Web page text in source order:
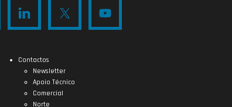
Contactos
Newsletter
Apoio Técnico
Comercial
Norte